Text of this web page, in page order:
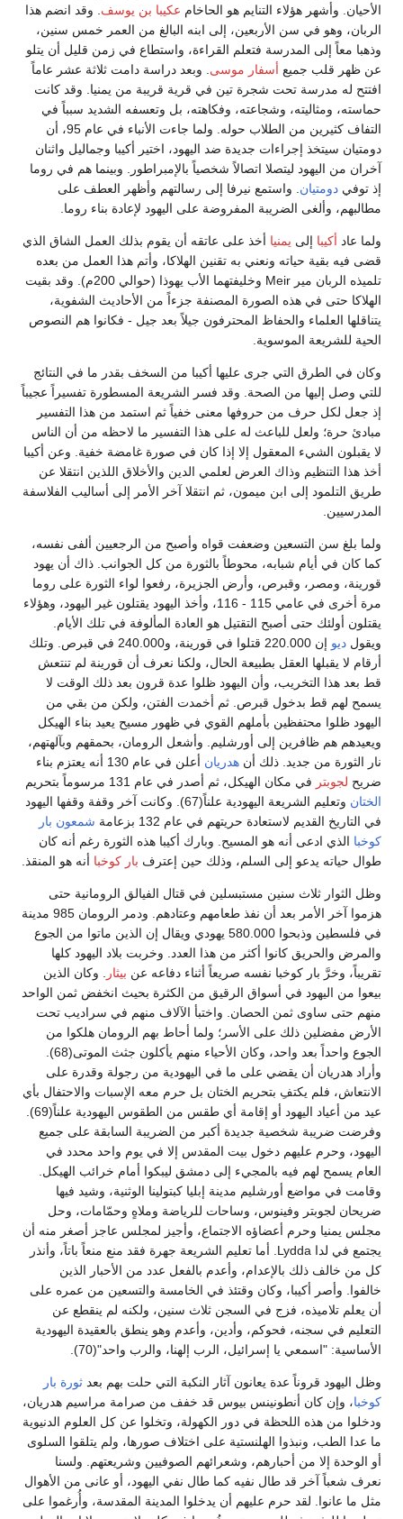
الأحيان. وأشهر هؤلاء التنايم هو الحاخام عكيبا بن يوسف . وقد انضم هذا
الربان، وهو في سن الأربعين، إلى ابنه البالغ من العمر خمس سنين،
وذهبا معاً إلى المدرسة فتعلم القراءة، واستطاع في زمن قليل أن يتلو
عن ظهر قلب جميع أسفار موسى . وبعد دراسة دامت ثلاثة عشر عاماً
افتتح له مدرسة تحت شجرة تين في قرية قريبة من يمنيا. وقد كانت
حماسته، ومثاليته، وشجاعته، وفكاهته، بل وتعسفه الشديد سبباً في
التفاف كثيرين من الطلاب حوله. ولما جاءت الأنباء في عام 95، أن
دومتيان سيتخذ إجراءات جديدة ضد اليهود، اختير أكيبا وجماليل واثنان
آخران من اليهود ليتصلا اتصالاً شخصياً بالإمبراطور. وبينما هم في روما
إذ توفي دومتيان . واستمع نيرفا إلى رسالتهم وأظهر العطف على
مطالبهم، وألغى الضريبة المفروضة على اليهود لإعادة بناء روما.
ولما عاد أكيبا إلى يمنيا أخذ على عاتقه أن يقوم بذلك العمل الشاق الذي
قضى فيه بقية حياته ونعني به تقنين الهلاكا، وأتم هذا العمل من بعده
تلميذه الربان مير Meir وخليفتهما الأب يهوذا (حوالي 200م). وقد بقيت
الهلاكا حتى في هذه الصورة المصنفة جزءاً من الأحاديث الشفوية،
يتناقلها العلماء والحفاظ المحترفون جيلاً بعد جيل - فكانوا هم النصوص
الحية للشريعة الموسوية.
وكان في الطرق التي جرى عليها أكيبا من السخف بقدر ما في النتائج
للتي وصل إليها من الصحة. وقد فسر الشريعة المسطورة تفسيراً عجيباً
إذ جعل لكل حرف من حروفها معنى خفياً ثم استمد من هذا التفسير
مبادئ حرة؛ ولعل للباعث له على هذا التفسير ما لاحظه من أن الناس
لا يقبلون الشيء المعقول إلا إذا كان في صورة غامضة خفية. وعن أكيبا
أخذ هذا التنظيم وذاك العرض لعلمي الدين والأخلاق اللذين انتقلا عن
طريق التلمود إلى ابن ميمون، ثم انتقلا آخر الأمر إلى أساليب الفلاسفة
المدرسيين.
ولما بلغ سن التسعين وضعفت قواه وأصبح من الرجعيين ألفى نفسه،
كما كان في أيام شبابه، محوطاً بالثورة من كل الجوانب. ذاك أن يهود
قورينة، ومصر، وقبرص، وأرض الجزيرة، رفعوا لواء الثورة على روما
مرة أخرى في عامي 115 - 116، وأخذ اليهود يقتلون غير اليهود، وهؤلاء
يقتلون أولئك حتى أصبح التقتيل هو العادة المألوفة في تلك الأيام.
ويقول ديو
إن 220.000 قتلوا في قورينة، و240.000 في قبرص. وتلك
أرقام لا يقبلها العقل بطبيعة الحال، ولكنا نعرف أن قورينة لم تنتعش
قط بعد هذا التخريب، وأن اليهود ظلوا عدة قرون بعد ذلك الوقت لا
يسمح لهم قط بدخول قبرص. ثم أخمدت الفتن، ولكن من بقي من
اليهود ظلوا محتفظين بأملهم القوي في ظهور مسيح يعيد بناء الهيكل
ويعيدهم هم ظافرين إلى أورشليم. وأشعل الرومان، بحمقهم وبآلهتهم،
نار الثورة من جديد. ذلك أن هدريان
أعلن في عام 130 أنه يعتزم بناء
ضريح لجوبتر في مكان الهيكل، ثم أصدر في عام 131 مرسوماً بتحريم
الختان
وتعليم الشريعة اليهودية علناً(67). وكانت آخر وقفة وقفها اليهود
في التاريخ القديم لاستعادة حريتهم في عام 132 بزعامة
شمعون بار
كوخبا الذي ادعى أنه هو المسيح. وبارك أكيبا هذه الثورة رغم أنه كان
طوال حياته يدعو إلى السلم، وذلك حين إعترف بار كوخبا أنه هو المنقذ.
وظل الثوار ثلاث سنين مستبسلين في قتال الفيالق الرومانية حتى
هزموا آخر الأمر بعد أن نفذ طعامهم وعتادهم. ودمر الرومان 985 مدينة
في فلسطين وذبحوا 580.000 يهودي ويقال إن الذين ماتوا من الجوع
والمرض والحريق كانوا أكثر من هذا العدد. وخربت بلاد اليهود كلها
تقريباً، وخرَّ بار كوخبا نفسه صريعاً أثناء دفاعه عن بيثار
. وكان الذين
بيعوا من اليهود في أسواق الرقيق من الكثرة بحيث انخفض ثمن الواحد
منهم حتى ساوى ثمن الحصان. واختبأ الآلاف منهم في سراديب تحت
الأرض مفضلين ذلك على الأسر؛ ولما أحاط بهم الرومان هلكوا من
الجوع واحداً بعد واحد، وكان الأحياء منهم يأكلون جثث الموتى(68).
وأراد هدريان أن يقضي على ما في اليهودية من رجولة وقدرة على
الانتعاش، فلم يكتفِ بتحريم الختان بل حرم معه الإسبات والاحتفال بأي
عيد من أعياد اليهود أو إقامة أي طقس من الطقوس اليهودية علناً(69).
وفرضت ضريبة شخصية جديدة أكبر من الضريبة السابقة على جميع
اليهود، وحرم عليهم دخول بيت المقدس إلا في يوم واحد محدد في
العام يسمح لهم فيه بالمجيء إلى دمشق ليبكوا أمام خرائب الهيكل.
وقامت في مواضع أورشليم مدينة إبليا كبتولينا الوثنية، وشيد فيها
ضريحان لجوبتر وفينوس، وساحات للرياضة وملاهٍ وحمّامات، وحل
مجلس يمنيا وحرم أعضاؤه الاجتماع، وأجيز لمجلس عاجز أصغر منه أن
يجتمع في لدا Lydda. أما تعليم الشريعة جهرة فقد منع منعاً باتاً، وأنذر
كل من خالف ذلك بالإعدام، وأعدم بالفعل عدد من الأحبار الذين
خالفوا. وأصر أكيبا، وكان وقتئذ في الخامسة والتسعين من عمره على
أن يعلم تلاميذه، فزج في السجن ثلاث سنين، ولكنه لم ينقطع عن
التعليم في سجنه، فحوكم، وأدين، وأعدم وهو ينطق بالعقيدة اليهودية
الأساسية: "اسمعي يا إسرائيل، الرب إلهنا، والرب واحد"(70).
وظل اليهود قروناً عدة يعانون آثار النكبة التي حلت بهم بعد ثورة بار
كوخبا، وإن كان أنطونينس بيوس قد خفف من صرامة مراسيم هدريان،
ودخلوا من هذه اللحظة في دور الكهولة، وتخلوا عن كل العلوم الدنيوية
ما عدا الطب، ونبذوا الهلنستية على اختلاف صورها، ولم يتلقوا السلوى
أو الوحدة إلا من أحبارهم، وشعرائهم الصوفيين وشريعتهم. ولسنا
نعرف شعباً آخر قد طال نفيه كما طال نفي اليهود، أو عانى من الأهوال
مثل ما عانوا. لقد حرم عليهم أن يدخلوا المدينة المقدسة، وأُرغموا على